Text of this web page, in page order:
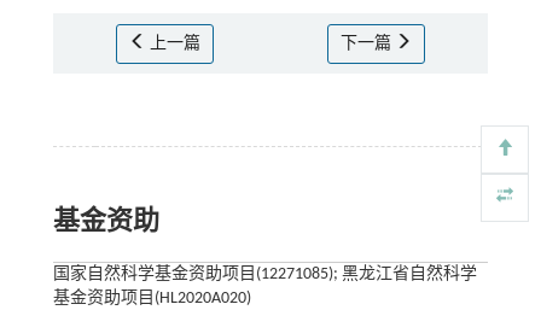
上一篇 下一篇
基金资助
国家自然科学基金资助项目(12271085); 黑龙江省自然科学
基金资助项目(HL2020A020)